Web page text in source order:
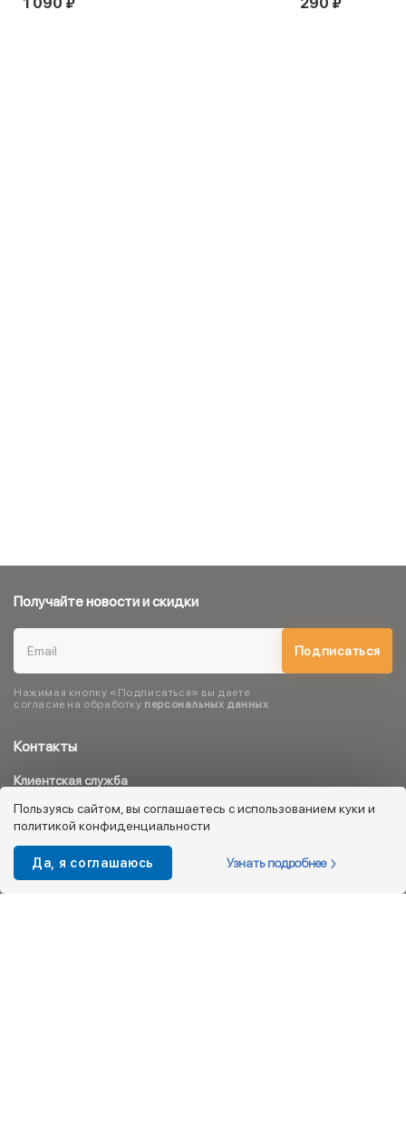
Контакты
Клиентская служба
8 800 333 08 45
info@kotofey.ru
Магазины в Москва (50)
Получайте новости и скидки
Подписаться
Нажимая кнопку «Подписаться» вы даете
согласие на обработку персональных данных
Пользуясь сайтом, вы соглашаетесь с использованием куки и
политикой конфиденциальности
Да, я соглашаюсь Узнать подробнее